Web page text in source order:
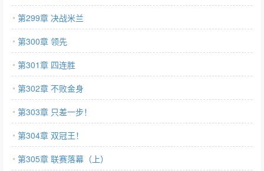
第299章 决战米兰
第300章 领先
第301章 四连胜
第302章 不败金身
第303章 只差一步！
第304章 双冠王！
第305章 联赛落幕（上）